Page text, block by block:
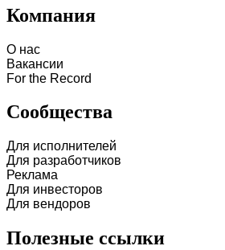
Компания
О нас
Вакансии
For the Record
Сообщества
Для исполнителей
Для разработчиков
Реклама
Для инвесторов
Для вендоров
Полезные ссылки